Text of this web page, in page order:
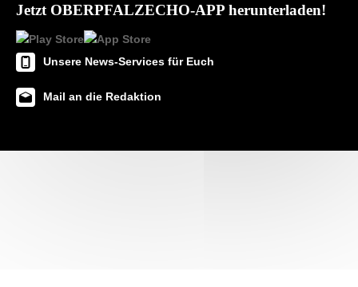
Jetzt OBERPFALZECHO-APP herunterladen!
Unsere News-Services für Euch
Mail an die Redaktion